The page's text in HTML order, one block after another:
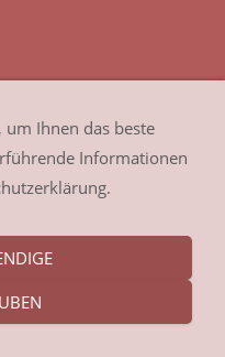
um Ihnen das beste
Informationen